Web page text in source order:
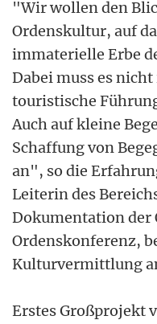
"Wir wollen den
Ordenskultur, auf
immaterielle Erbe
Dabei muss es
touristische
Auch auf kleine
Schaffung von
an", so die
Leiterin des
Dokumentation der
Ordenskonferenz,
Kulturvermittlung
Erstes Großprojekt